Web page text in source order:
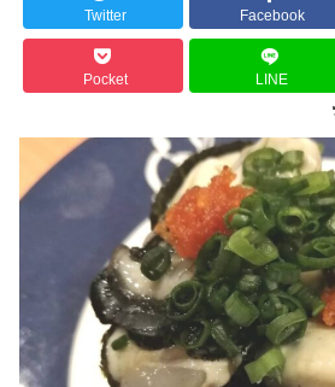
Twitter Facebook
Pocket LINE